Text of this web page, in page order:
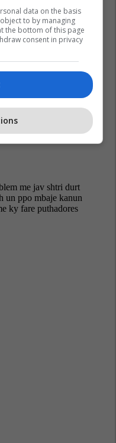
data on the basis
to by managing
the bottom of this page
consent in privacy